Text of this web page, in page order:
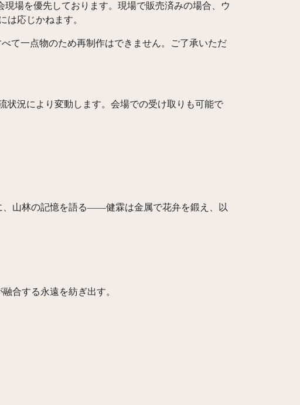
現場を優先しております。現場で販売済みの場合、ウ
は応じかねます。
て一点物のため再制作はできません。ご了承いただ
状況により変動します。会場での受け取りも可能で
、山林の記憶を語る——健霖は金属で花弁を鍛え、以
合する永遠を紡ぎ出す。